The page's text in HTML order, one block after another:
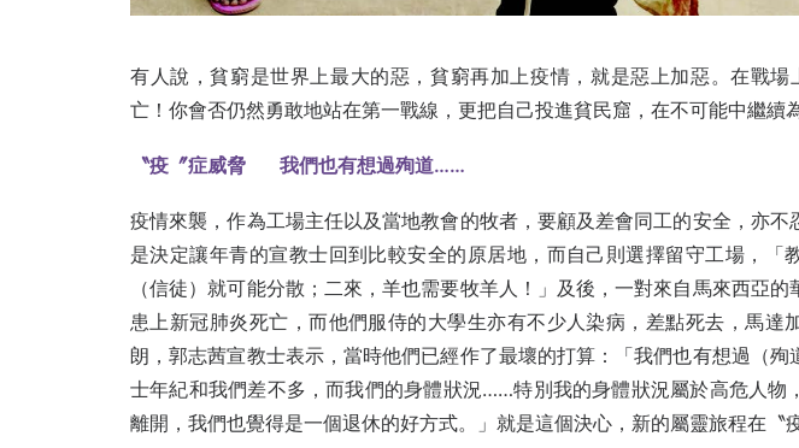
有人說，貧窮是世界上最大的惡，貧窮再加上疫情，就是惡上加惡。在戰
亡！你會否仍然勇敢地站在第一戰線，更把自己投進貧民窟，在不可能中繼續
〝疫〞症威脅 我們也有想過殉道……
疫情來襲，作為工場主任以及當地教會的牧者，要顧及差會同工的安全，亦不
是決定讓年青的宣教士回到比較安全的原居地，而自己則選擇留守工場，「
（信徒）就可能分散；二來，羊也需要牧羊人！」及後，一對來自馬來西亞
患上新冠肺炎死亡，而他們服侍的大學生亦有不少人染病，差點死去，馬達
朗，郭志茜宣教士表示，當時他們已經作了最壞的打算：「我們也有想過（殉
士年紀和我們差不多，而我們的身體狀況……特別我的身體狀況屬於高危人物
離開，我們也覺得是一個退休的好方式。」就是這個決心，新的屬靈旅程在〝